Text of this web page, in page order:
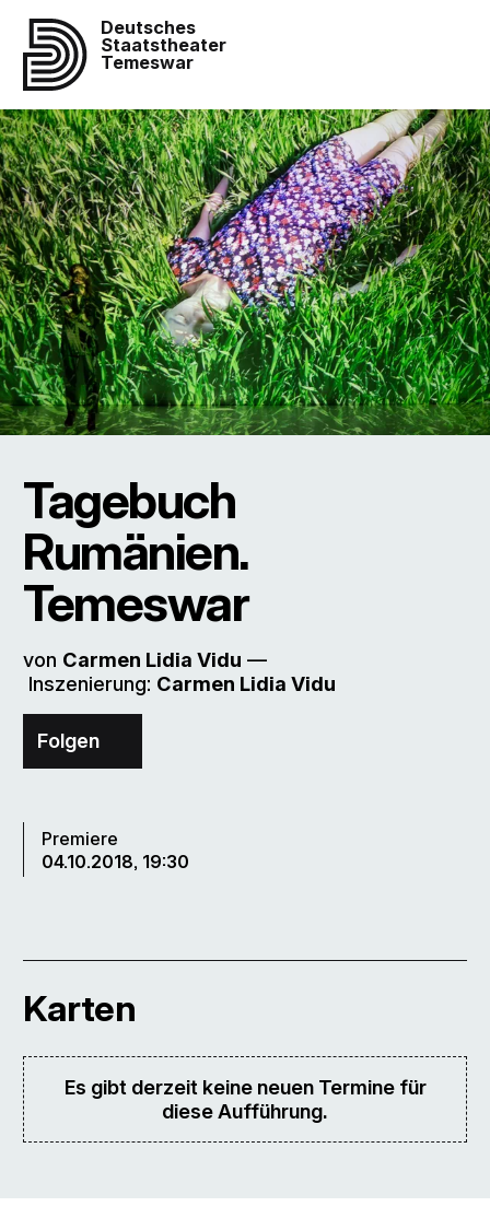
Deutsches
Staatstheater
Temeswar
Tagebuch
Rumänien.
Temeswar
von Carmen Lidia Vidu ––
Inszenierung: Carmen Lidia Vidu
Folgen
Premiere
04.10.2018, 19:30
Karten
Es gibt derzeit keine neuen Termine für
diese Aufführung.